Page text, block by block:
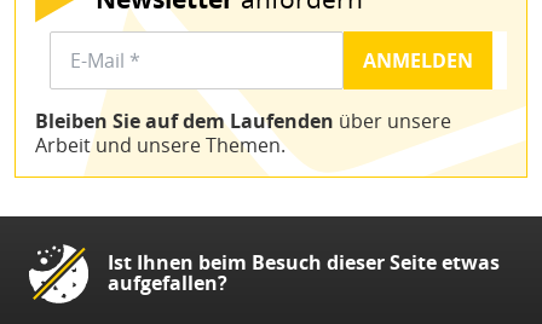
Bleiben Sie auf dem Laufenden über unsere
Arbeit und unsere Themen.
Ist Ihnen beim Besuch dieser Seite etwas
aufgefallen?